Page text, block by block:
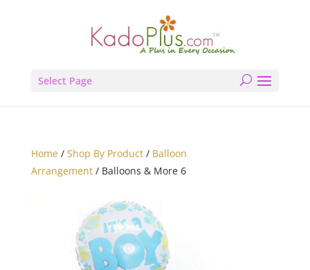
Select Page
Home/ Shop By Product/ Balloon
Arrangement/ Balloons & More 6